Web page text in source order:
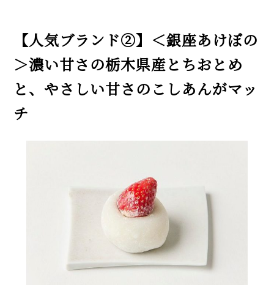
【人気ブランド②】＜銀座あけぼの
＞濃い甘さの栃木県産とちおとめ
と、やさしい甘さのこしあんがマッ
チ